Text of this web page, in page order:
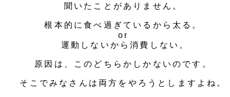
聞いたことがありません。
根本的に食べ過ぎているから太る。
or
運動しないから消費しない。
原因は、このどちらかしかないのです。
そこでみなさんは両方をやろうとしますよね。